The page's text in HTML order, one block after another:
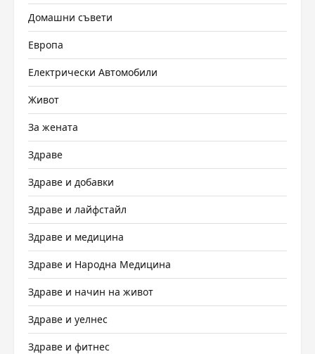
Домашни съвети
Европа
Електрически Автомобили
Живот
За жената
Здраве
Здраве и добавки
Здраве и лайфстайл
Здраве и медицина
Здраве и Народна Медицина
Здраве и начин на живот
Здраве и уелнес
Здраве и фитнес